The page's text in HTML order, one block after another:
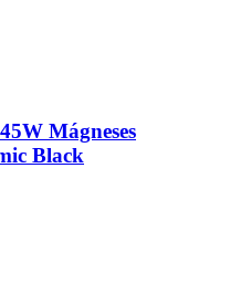
Mágneses
Black